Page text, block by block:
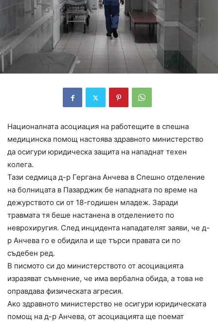
Националната асоциация на работещите в спешна
медицинска помощ настоява здравното министерство
да осигури юридическа защита на нападнат техен
колега.
Тази седмица д-р Гергана Анчева в Спешно отделение
на болницата в Пазарджик бе нападната по време на
дежурството си от 18-годишен младеж. Заради
травмата тя беше настанена в отделението по
неврохиругия. След инцидента нападателят заяви, че д-
р Анчева го е обидила и ще търси правата си по
съдебен ред.
В писмото си до министерството от асоциацията
изразяват съмнение, че има вербална обида, а това не
оправдава физическата агресия.
Ако здравното министерство не осигури юридическата
помощ на д-р Анчева, от асоциацията ще поемат